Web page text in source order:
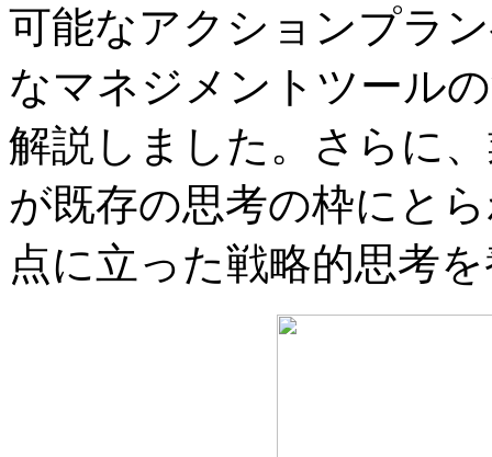
可能なアクションプラ
なマネジメントツール
解説しました。さらに
が既存の思考の枠にと
点に立った戦略的思考